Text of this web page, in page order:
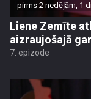
pirms 2 nedēļām, 1
Liene Zemīte
aizraujošajā
7. epizode